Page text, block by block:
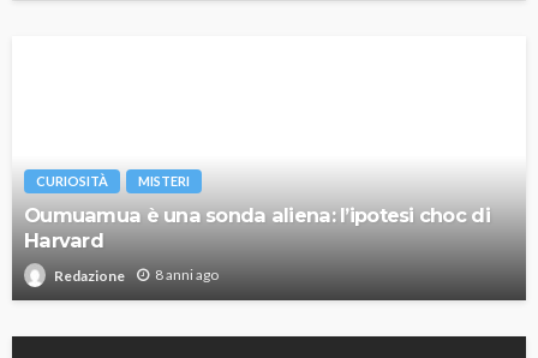
CURIOSITÀ MISTERI
Oumuamua è una sonda aliena: l’ipotesi choc di
Harvard
Redazione 8 anni ago